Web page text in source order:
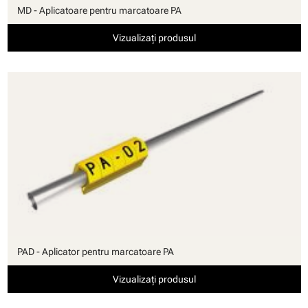
MD - Aplicatoare pentru marcatoare PA
Vizualizați produsul
PAD - Aplicator pentru marcatoare PA
Vizualizați produsul